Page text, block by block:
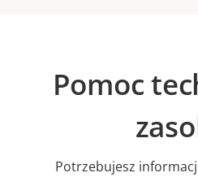
Pomoc
Potrzebujesz